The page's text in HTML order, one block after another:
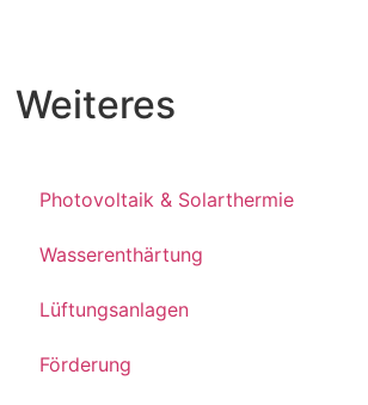
Weiteres
Photovoltaik & Solarthermie
Wasserenthärtung
Lüftungsanlagen
Förderung